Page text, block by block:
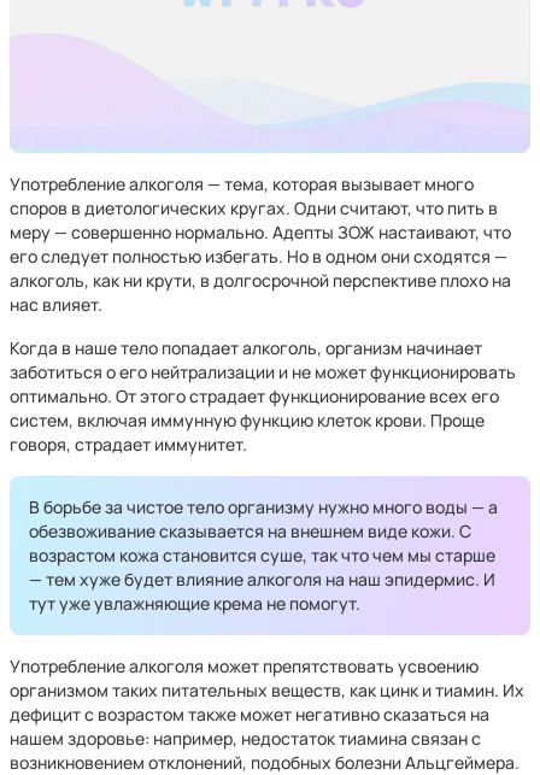
Употребление алкоголя — тема, которая вызывает много
споров в диетологических кругах. Одни считают, что пить в
меру — совершенно нормально. Адепты ЗОЖ настаивают, что
его следует полностью избегать. Но в одном они сходятся —
алкоголь, как ни крути, в долгосрочной перспективе плохо на
нас влияет.
Когда в наше тело попадает алкоголь, организм начинает
заботиться о его нейтрализации и не может функционировать
оптимально. От этого страдает функционирование всех его
систем, включая иммунную функцию клеток крови. Проще
говоря, страдает иммунитет.
В борьбе за чистое тело организму нужно много воды — а
обезвоживание сказывается на внешнем виде кожи. С
возрастом кожа становится суше, так что чем мы старше
— тем хуже будет влияние алкоголя на наш эпидермис. И
тут уже увлажняющие крема не помогут.
Употребление алкоголя может препятствовать усвоению
организмом таких питательных веществ, как цинк и тиамин. Их
дефицит с возрастом также может негативно сказаться на
нашем здоровье: например, недостаток тиамина связан с
возникновением отклонений, подобных болезни Альцгеймера.